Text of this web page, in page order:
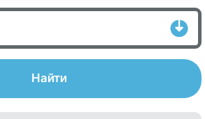
Найти